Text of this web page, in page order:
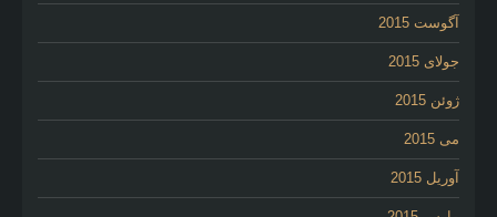
آگوست 2015
جولای 2015
ژوئن 2015
می 2015
آوریل 2015